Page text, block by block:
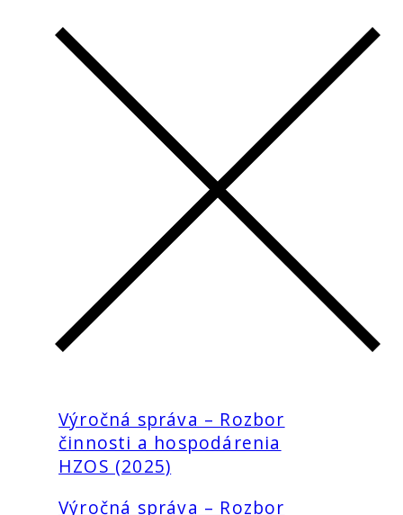
Výročná správa – Rozbor
činnosti a hospodárenia
HZOS (2025)
Výročná správa – Rozbor